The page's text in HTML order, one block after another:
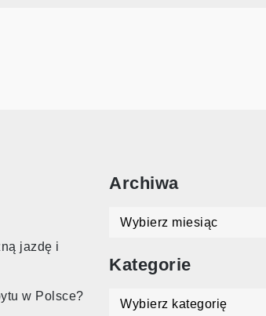
jazdę i
w Polsce?
Archiwa
Archiwa
Kategorie
Kategorie